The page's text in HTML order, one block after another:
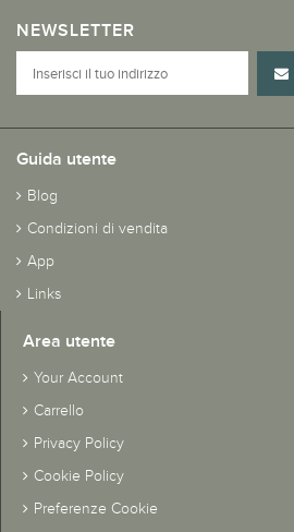
NEWSLETTER
Guida utente
Blog
Condizioni di vendita
App
Links
Area utente
Your Account
Carrello
Privacy Policy
Cookie Policy
Preferenze Cookie